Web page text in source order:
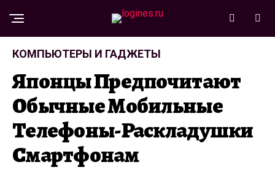
КОМПЬЮТЕРЫ И ГАДЖЕТЫ
Японцы Предпочитают
Обычные Мобильные
Телефоны-Раскладушки
Смартфонам